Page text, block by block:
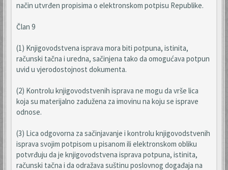
način utvrđen propisima o elektronskom potpisu Republike.
Član 9
(1) Knjigovodstvena isprava mora biti potpuna, istinita,
računski tačna i uredna, sačinjena tako da omogućava potpun
uvid u vjerodostojnost dokumenta.
(2) Kontrolu knjigovodstvenih isprava ne mogu da vrše lica
koja su materijalno zadužena za imovinu na koju se isprave
odnose.
(3) Lica odgovorna za sačinjavanje i kontrolu knjigovodstvenih
isprava svojim potpisom u pisanom ili elektronskom obliku
potvrđuju da je knjigovodstvena isprava potpuna, istinita,
računski tačna i da odražava suštinu poslovnog događaja na